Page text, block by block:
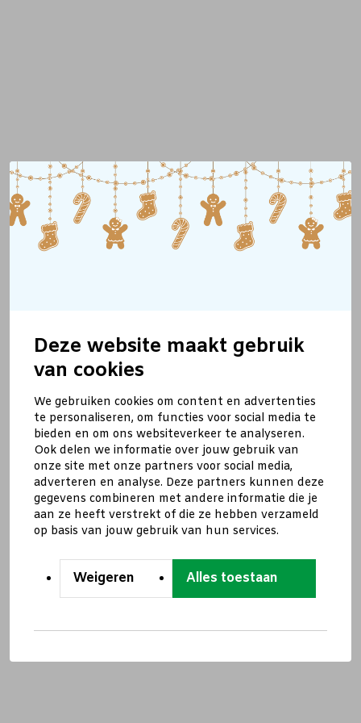
Deze website maakt gebruik
van cookies
We gebruiken cookies om content en advertenties
te personaliseren, om functies voor social media te
bieden en om ons websiteverkeer te analyseren.
Ook delen we informatie over jouw gebruik van
onze site met onze partners voor social media,
adverteren en analyse. Deze partners kunnen deze
gegevens combineren met andere informatie die je
aan ze heeft verstrekt of die ze hebben verzameld
op basis van jouw gebruik van hun services.
Weigeren Alles toestaan